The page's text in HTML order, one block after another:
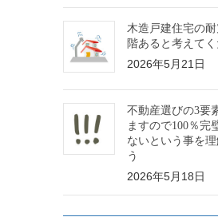
木造戸建住宅の
階あると考えて
2026年5月21日
不動産選びの3要
ますので100％完
ないという事を理
う
2026年5月18日